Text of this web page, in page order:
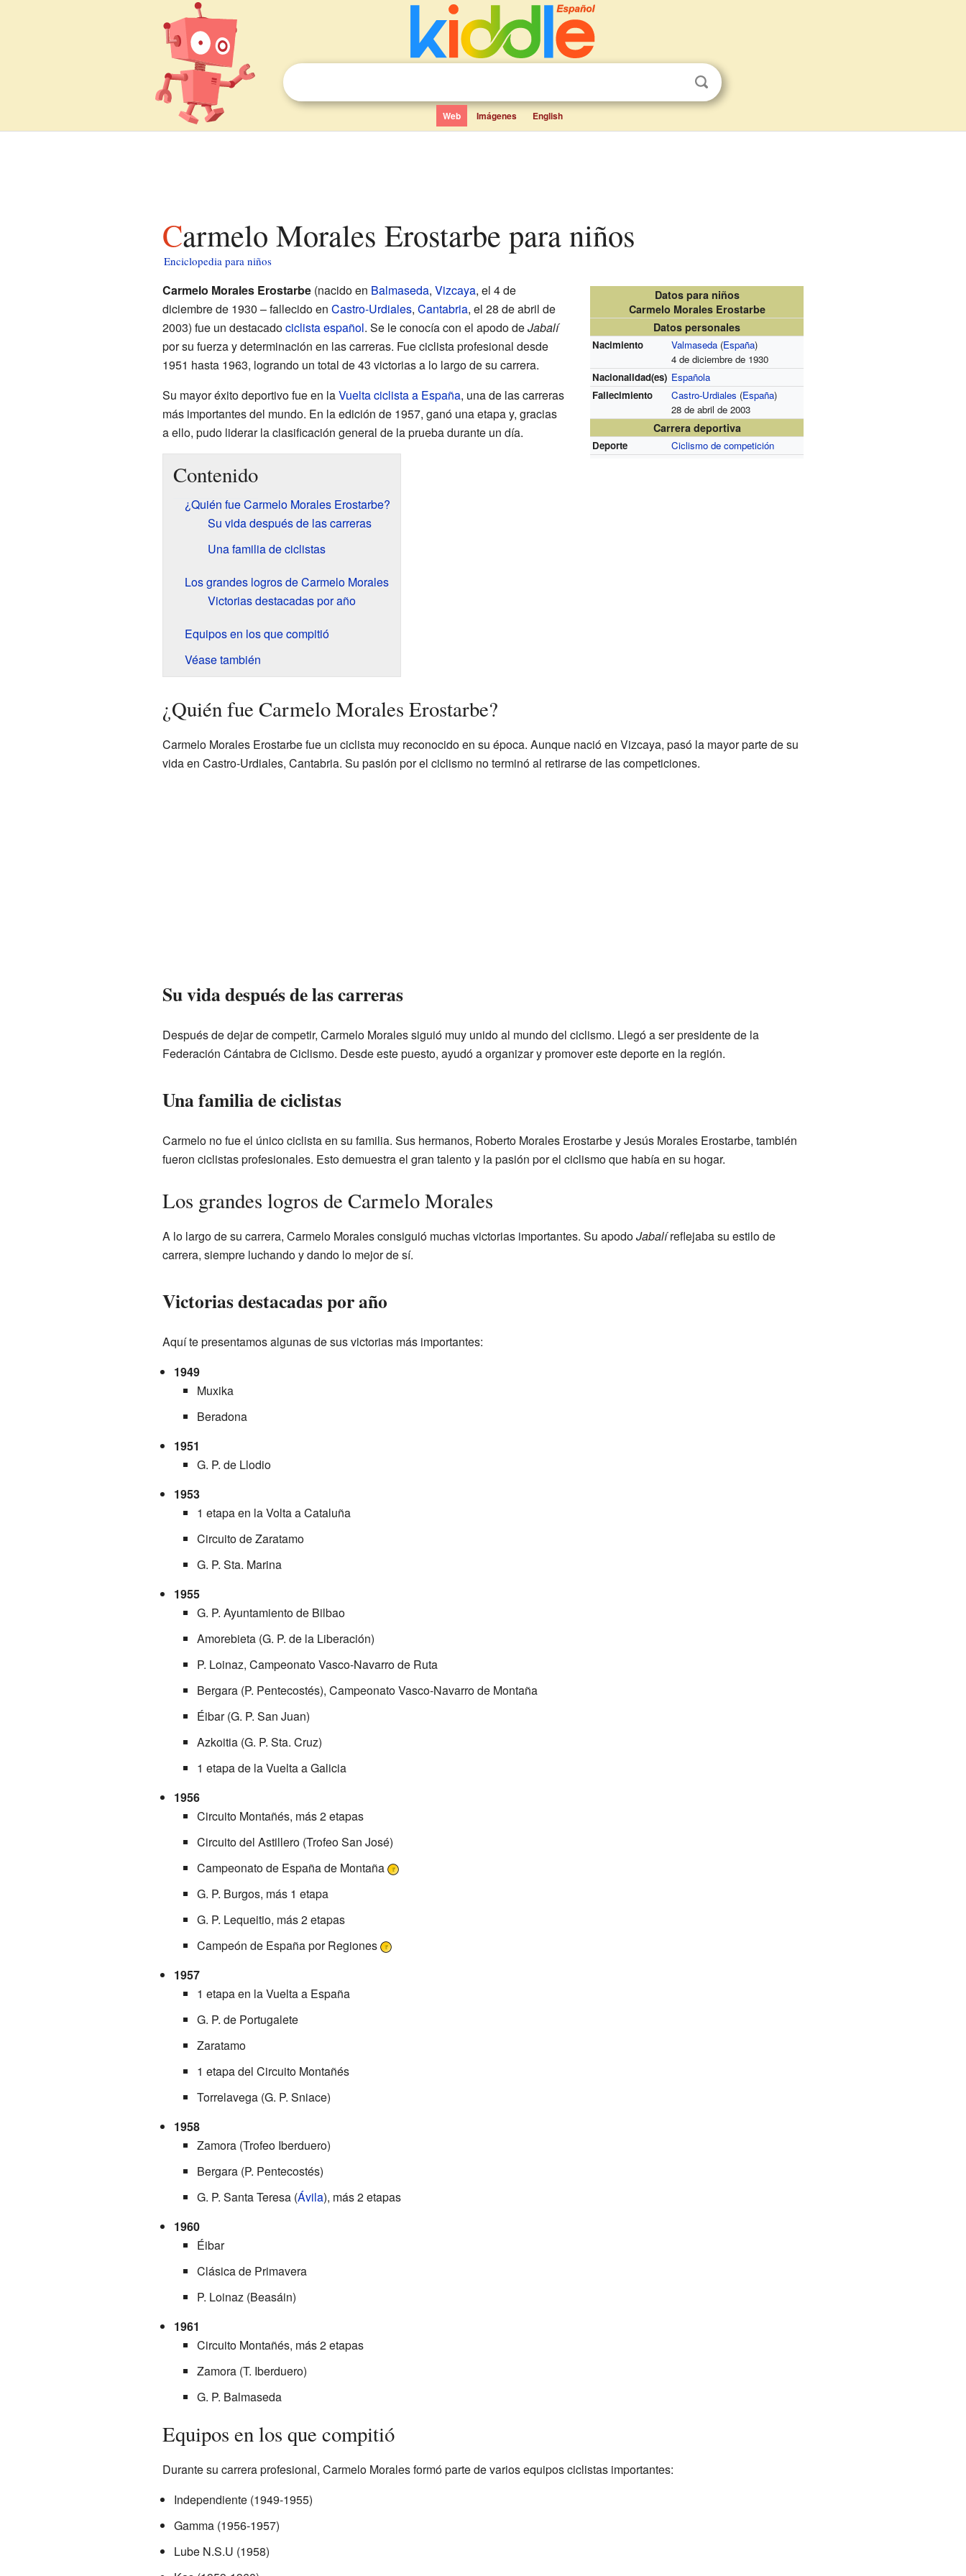
Web Imágenes English
Carmelo Morales Erostarbe para niños
Enciclopedia para niños
Datos para niños
Carmelo Morales Erostarbe
Datos personales
Nacimiento Valmaseda (España)
4 de diciembre de 1930
Nacionalidad(es) Española
Fallecimiento
Castro-Urdiales (España)
28 de abril de 2003
Carrera deportiva
Deporte Ciclismo de competición
Carmelo Morales Erostarbe(nacido en Balmaseda, Vizcaya, el 4 de
diciembre de 1930 – fallecido en Castro-Urdiales, Cantabria, el 28 de abril de
2003) fue un destacadociclistaespañol. Se le conocía con el apodo deJabalí
por su fuerza y determinación en las carreras. Fue ciclista profesional desde
1951 hasta 1963, logrando un total de 43 victorias a lo largo de su carrera.
Su mayor éxito deportivo fue en laVuelta ciclista a España, una de las carreras
más importantes del mundo. En la edición de 1957, ganó una etapa y, gracias
a ello, pudo liderar la clasificación general de la prueba durante un día.
Contenido
¿Quién fue Carmelo Morales Erostarbe?
Su vida después de las carreras
Una familia de ciclistas
Los grandes logros de Carmelo Morales
Victorias destacadas por año
Equipos en los que compitió
Véase también
¿Quién fue Carmelo Morales Erostarbe?
Carmelo Morales Erostarbe fue un ciclista muy reconocido en su época. Aunque nació en Vizcaya, pasó la mayor parte de su
vida en Castro-Urdiales, Cantabria. Su pasión por el ciclismo no terminó al retirarse de las competiciones.
Su vida después de las carreras
Después de dejar de competir, Carmelo Morales siguió muy unido al mundo del ciclismo. Llegó a ser presidente de la
Federación Cántabra de Ciclismo. Desde este puesto, ayudó a organizar y promover este deporte en la región.
Una familia de ciclistas
Carmelo no fue el único ciclista en su familia. Sus hermanos, Roberto Morales Erostarbe y Jesús Morales Erostarbe, también
fueron ciclistas profesionales. Esto demuestra el gran talento y la pasión por el ciclismo que había en su hogar.
Los grandes logros de Carmelo Morales
A lo largo de su carrera, Carmelo Morales consiguió muchas victorias importantes. Su apodoJabalíreflejaba su estilo de
carrera, siempre luchando y dando lo mejor de sí.
Victorias destacadas por año
Aquí te presentamos algunas de sus victorias más importantes:
1949
Muxika
Beradona
1951
G. P. de Llodio
1953
1 etapa en la Volta a Cataluña
Circuito de Zaratamo
G. P. Sta. Marina
1955
G. P. Ayuntamiento de Bilbao
Amorebieta (G. P. de la Liberación)
P. Loinaz, Campeonato Vasco-Navarro de Ruta
Bergara (P. Pentecostés), Campeonato Vasco-Navarro de Montaña
Éibar (G. P. San Juan)
Azkoitia (G. P. Sta. Cruz)
1 etapa de la Vuelta a Galicia
1956
Circuito Montañés, más 2 etapas
Circuito del Astillero (Trofeo San José)
Campeonato de España de Montaña
G. P. Burgos, más 1 etapa
G. P. Lequeitio, más 2 etapas
Campeón de España por Regiones
1957
1 etapa en la Vuelta a España
G. P. de Portugalete
Zaratamo
1 etapa del Circuito Montañés
Torrelavega (G. P. Sniace)
1958
Zamora (Trofeo Iberduero)
Bergara (P. Pentecostés)
G. P. Santa Teresa (Ávila), más 2 etapas
1960
Éibar
Clásica de Primavera
P. Loinaz (Beasáin)
1961
Circuito Montañés, más 2 etapas
Zamora (T. Iberduero)
G. P. Balmaseda
Equipos en los que compitió
Durante su carrera profesional, Carmelo Morales formó parte de varios equipos ciclistas importantes:
Independiente (1949-1955)
Gamma (1956-1957)
Lube N.S.U (1958)